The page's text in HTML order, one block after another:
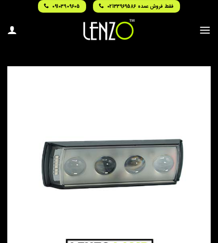
content
فقط فروش عمده 02133969586 09103909605